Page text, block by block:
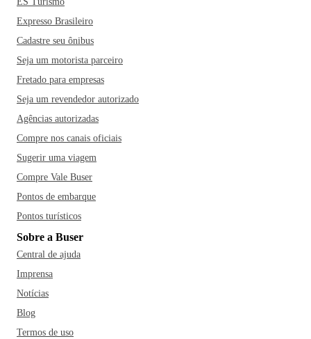
Expresso Brasileiro
Cadastre seu ônibus
Seja um motorista parceiro
Fretado para empresas
Seja um revendedor autorizado
Agências autorizadas
Compre nos canais oficiais
Sugerir uma viagem
Compre Vale Buser
Pontos de embarque
Pontos turísticos
Sobre a Buser
Central de ajuda
Imprensa
Notícias
Blog
Termos de uso